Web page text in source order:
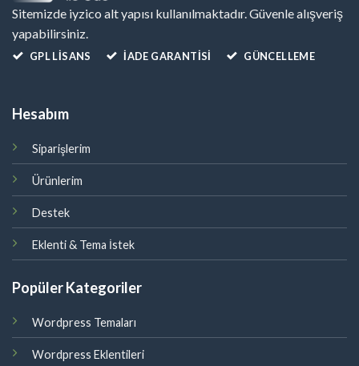
Sitemizde iyzico alt yapısı kullanılmaktadır. Güvenle alışveriş
yapabilirsiniz.
GPL LISANS İADE GARANTİSİ GÜNCELLEME
Hesabım
Siparişlerim
Ürünlerim
Destek
Eklenti & Tema İstek
Popüler Kategoriler
Wordpress Temaları
Wordpress Eklentileri